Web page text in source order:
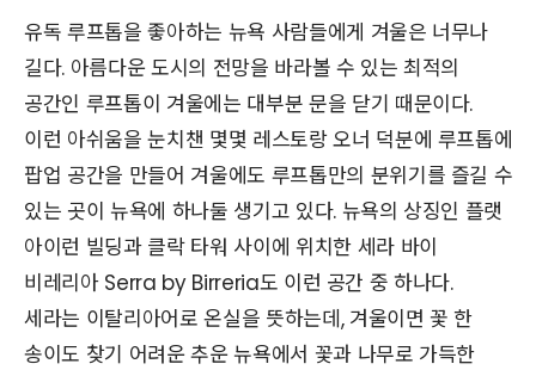
유독 루프톱을 좋아하는 뉴욕 사람들에게 겨울은 너무나
길다. 아름다운 도시의 전망을 바라볼 수 있는 최적의
공간인 루프톱이 겨울에는 대부분 문을 닫기 때문이다.
이런 아쉬움을 눈치챈 몇몇 레스토랑 오너 덕분에 루프톱에
팝업 공간을 만들어 겨울에도 루프톱만의 분위기를 즐길 수
있는 곳이 뉴욕에 하나둘 생기고 있다. 뉴욕의 상징인 플랫
아이런 빌딩과 클락 타워 사이에 위치한 세라 바이
비레리아 Serra by Birreria도 이런 공간 중 하나다.
세라는 이탈리아어로 온실을 뜻하는데, 겨울이면 꽃 한
송이도 찾기 어려운 추운 뉴욕에서 꽃과 나무로 가득한